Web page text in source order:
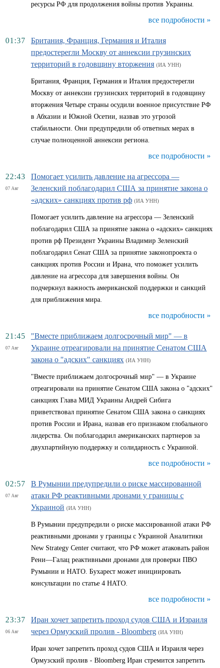
ресурсы РФ для продолжения войны против Украины.
все подробности »
01:37
Британия, Франция, Германия и Италия
предостерегли Москву от аннексии грузинских
территорий в годовщину вторжения (ИА УНН)
Британия, Франция, Германия и Италия предостерегли
Москву от аннексии грузинских территорий в годовщину
вторжения Четыре страны осудили военное присутствие РФ
в Абхазии и Южной Осетии, назвав это угрозой
стабильности. Они предупредили об ответных мерах в
случае полноценной аннексии региона.
все подробности »
22:43
07 Авг
Помогает усилить давление на агрессора —
Зеленский поблагодарил США за принятие закона о
«адских» санкциях против рф (ИА УНН)
Помогает усилить давление на агрессора — Зеленский
поблагодарил США за принятие закона о «адских» санкциях
против рф Президент Украины Владимир Зеленский
поблагодарил Сенат США за принятие законопроекта о
санкциях против России и Ирана, что поможет усилить
давление на агрессора для завершения войны. Он
подчеркнул важность американской поддержки и санкций
для приближения мира.
все подробности »
21:45
07 Авг
"Вместе приближаем долгосрочный мир" — в
Украине отреагировали на принятие Сенатом США
закона о "адских" санкциях (ИА УНН)
"Вместе приближаем долгосрочный мир" — в Украине
отреагировали на принятие Сенатом США закона о "адских"
санкциях Глава МИД Украины Андрей Сибига
приветствовал принятие Сенатом США закона о санкциях
против России и Ирана, назвав его признаком глобального
лидерства. Он поблагодарил американских партнеров за
двухпартийную поддержку и солидарность с Украиной.
все подробности »
02:57
07 Авг
В Румынии предупредили о риске массированной
атаки РФ реактивными дронами у границы с
Украиной (ИА УНН)
В Румынии предупредили о риске массированной атаки РФ
реактивными дронами у границы с Украиной Аналитики
New Strategy Center считают, что РФ может атаковать район
Рени—Галац реактивными дронами для проверки ПВО
Румынии и НАТО. Бухарест может инициировать
консультации по статье 4 НАТО.
все подробности »
23:37
06 Авг
Иран хочет запретить проход судов США и Израиля
через Ормузский пролив - Bloomberg (ИА УНН)
Иран хочет запретить проход судов США и Израиля через
Ормузский пролив - Bloomberg Иран стремится запретить